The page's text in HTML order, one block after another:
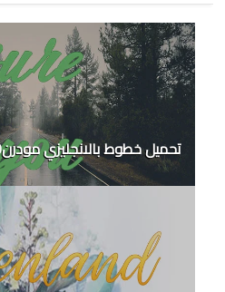
تحميل خطوط بالانجليزي مودرن2020 (modern fonts)